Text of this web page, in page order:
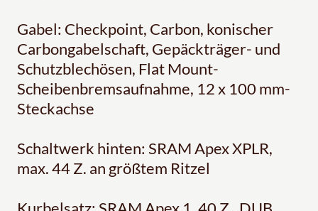
Gabel: Checkpoint, Carbon, konischer
Carbongabelschaft, Gepäckträger- und
Schutzblechösen, Flat Mount-
Scheibenbremsaufnahme, 12 x 100 mm-
Steckachse
Schaltwerk hinten: SRAM Apex XPLR,
max. 44 Z. an größtem Ritzel